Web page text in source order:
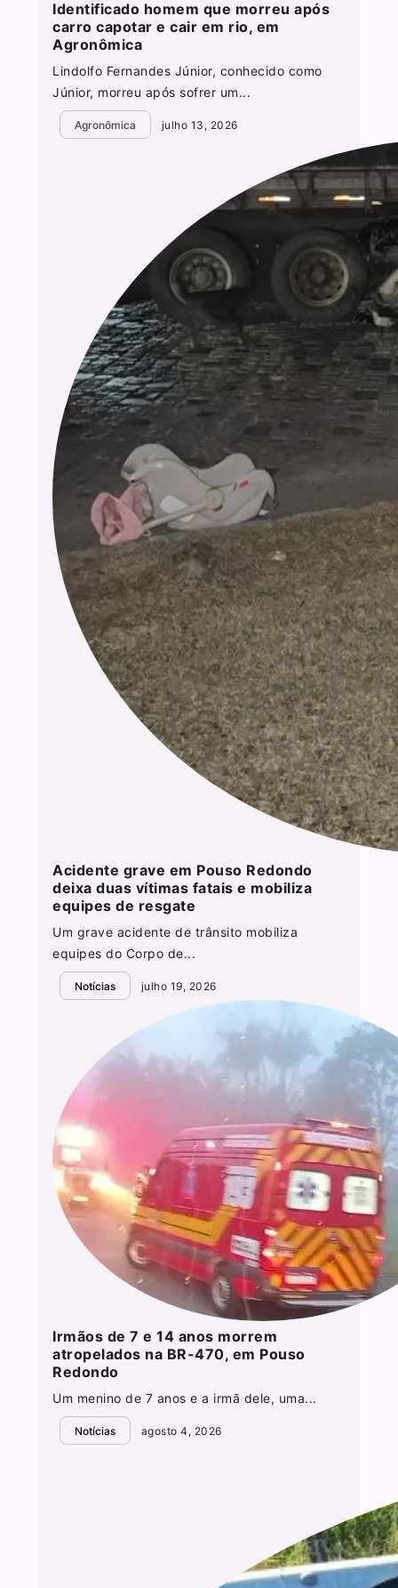
Identificado homem que morreu após
carro capotar e cair em rio, em
Agronômica
Lindolfo Fernandes Júnior, conhecido como
Júnior, morreu após sofrer um...
Agronômica julho 13, 2026
Acidente grave em Pouso Redondo
deixa duas vítimas fatais e mobiliza
equipes de resgate
Um grave acidente de trânsito mobiliza
equipes do Corpo de...
Notícias julho 19, 2026
Irmãos de 7 e 14 anos morrem
atropelados na BR-470, em Pouso
Redondo
Um menino de 7 anos e a irmã dele, uma...
Notícias agosto 4, 2026